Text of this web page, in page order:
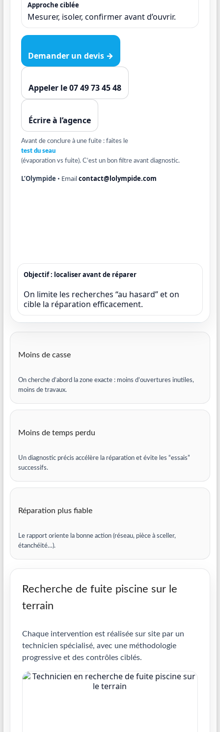
Approche ciblée
Mesurer, isoler, confirmer avant d’ouvrir.
Demander un devis →
Appeler le 07 49 73 45 48
Écrire à l’agence
Avant de conclure à une fuite : faites le
test du seau
(évaporation vs fuite). C’est un bon filtre avant diagnostic.
L’Olympide • Emailcontact@lolympide.com
Objectif : localiser avant de réparer
On limite les recherches “au hasard” et on
cible la réparation efficacement.
Moins de casse
On cherche d’abord la zone exacte : moins d’ouvertures inutiles,
moins de travaux.
Moins de temps perdu
Un diagnostic précis accélère la réparation et évite les “essais”
successifs.
Réparation plus fiable
Le rapport oriente la bonne action (réseau, pièce à sceller,
étanchéité…).
Recherche de fuite piscine sur le
terrain
Chaque intervention est réalisée sur site par un
technicien spécialisé, avec une méthodologie
progressive et des contrôles ciblés.